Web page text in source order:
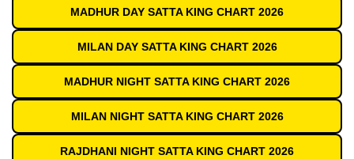
MADHUR DAY SATTA KING CHART 2026
MILAN DAY SATTA KING CHART 2026
MADHUR NIGHT SATTA KING CHART 2026
MILAN NIGHT SATTA KING CHART 2026
RAJDHANI NIGHT SATTA KING CHART 2026